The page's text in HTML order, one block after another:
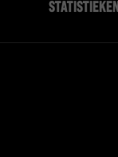
STATISTIEKEN